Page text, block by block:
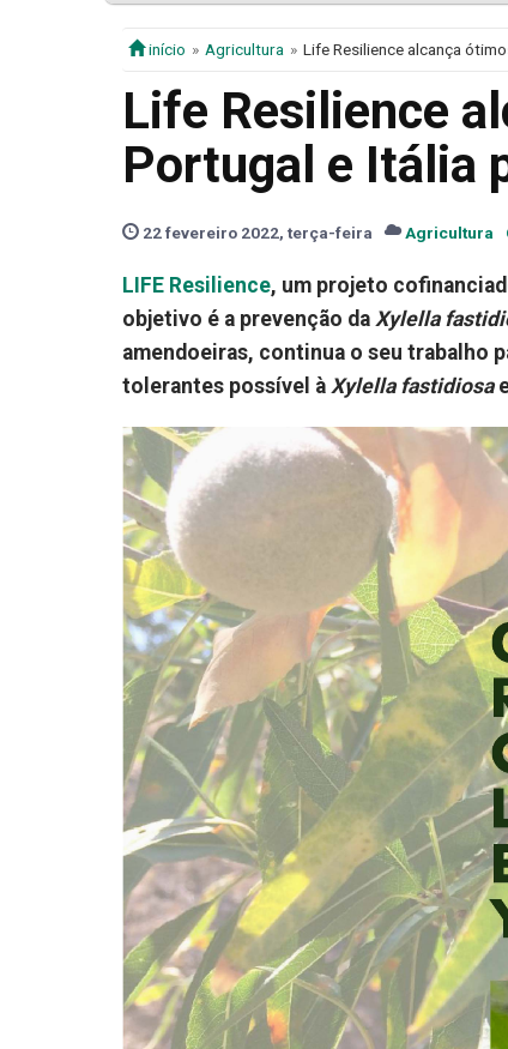
início Agricultura Life Resilience alcança
Life Resilience
Portugal e Itália
22 fevereiro 2022, terça-feira Agricultura
LIFE Resilience, um projeto
objetivo é a prevenção da Xylella
amendoeiras, continua o seu trabalho
tolerantes possível à Xylella fastidiosa